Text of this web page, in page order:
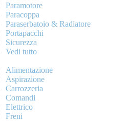
Paramotore
Paracoppa
Paraserbatoio & Radiatore
Portapacchi
Sicurezza
Vedi tutto
Alimentazione
Aspirazione
Carrozzeria
Comandi
Elettrico
Freni